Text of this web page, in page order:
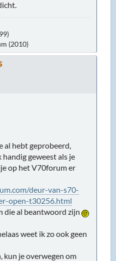
(2010)
al hebt geprobeerd,
geweest als je
op het V70forum er
deur-van-s70-
open-t30256.html
die al beantwoord zijn
weet ik zo ook geen
kun je overwegen om